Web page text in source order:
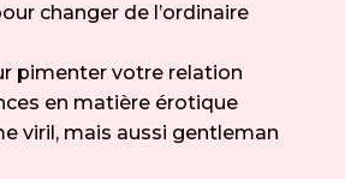
changer de l’ordinaire
pimenter votre relation
en matière érotique
viril, mais aussi gentleman